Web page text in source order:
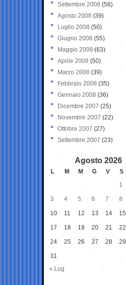
Settembre 2008 (56)
Agosto 2008 (39)
Luglio 2008 (50)
Giugno 2008 (55)
Maggio 2008(63)
Aprile 2008 (50)
Marzo 2008 (39)
Febbraio 2008 (35)
Gennaio 2008 (36)
Dicembre 2007 (25)
Novembre 2007 (22)
Ottobre 2007 (27)
Settembre 2007 (23)
Agosto 2026
L M M G V S
1
3 4 5 6 7 8
10 11 12 13 14 15
17 18 19 20 21 22
24 25 26 27 28 29
31
« Lug